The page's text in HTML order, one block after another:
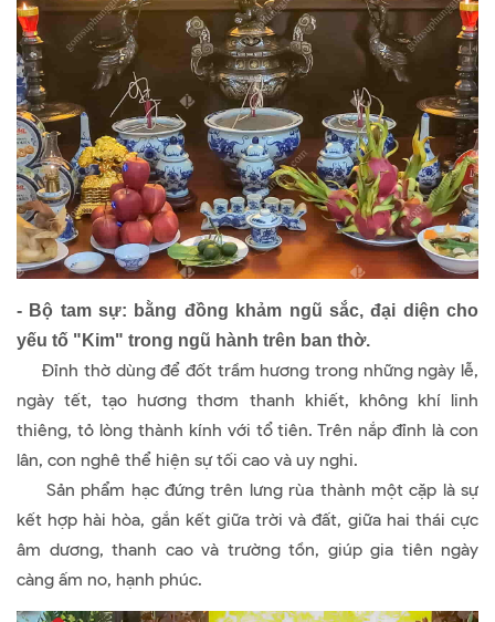
- Bộ tam sự: bằng đồng khảm ngũ sắc, đại diện cho
yếu tố "Kim" trong ngũ hành trên ban thờ.
Đỉnh thờ dùng để đốt trầm hương trong những ngày lễ,
ngày tết, tạo hương thơm thanh khiết, không khí linh
thiêng, tỏ lòng thành kính với tổ tiên. Trên nắp đỉnh là con
lân, con nghê thể hiện sự tối cao và uy nghi.
Sản phẩm hạc đứng trên lưng rùa thành một cặp là sự
kết hợp hài hòa, gắn kết giữa trời và đất, giữa hai thái cực
âm dương, thanh cao và trường tồn, giúp gia tiên ngày
càng ấm no, hạnh phúc.